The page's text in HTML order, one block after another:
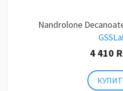
Nandrolone
4 410